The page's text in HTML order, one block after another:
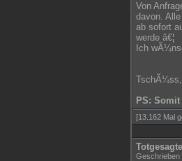
Von
davon.
ab sofort
werde â€¦
Ich
TschÃ¼ss,
PS:
[13.162 Mal
Geschrieben